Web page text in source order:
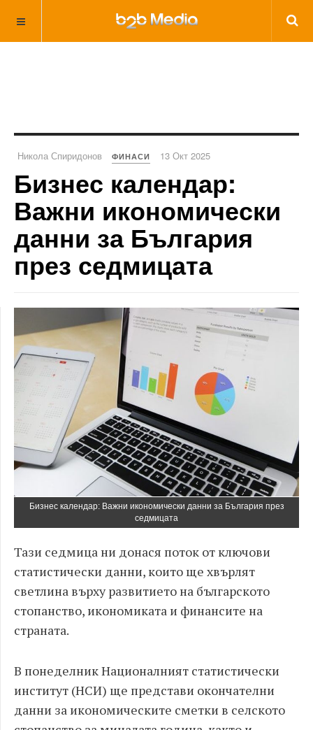
Никола Спиридонов ФИНАСИ 13 Окт 2025
Бизнес календар:
Важни икономически
данни за България
през седмицата
Бизнес календар: Важни икономически данни за България през
седмицата
Тази седмица ни донася поток от ключови
статистически данни, които ще хвърлят
светлина върху развитието на българското
стопанство, икономиката и финансите на
страната.
В понеделник Националният статистически
институт (НСИ) ще представи окончателни
данни за икономическите сметки в селското